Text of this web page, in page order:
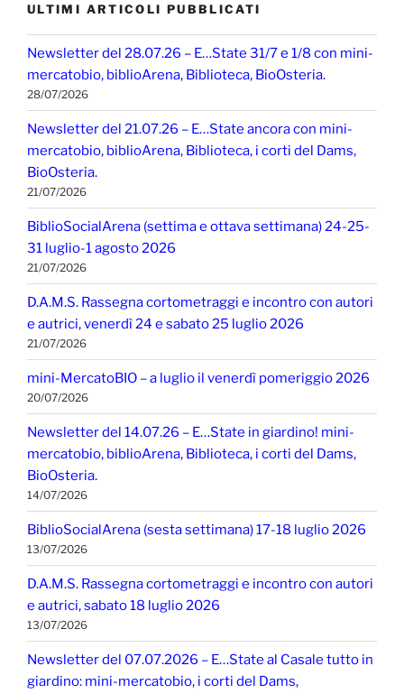
ULTIMI ARTICOLI PUBBLICATI
Newsletter del 28.07.26 – E…State 31/7 e 1/8 con mini-
mercatobio, biblioArena, Biblioteca, BioOsteria.
28/07/2026
Newsletter del 21.07.26 – E…State ancora con mini-
mercatobio, biblioArena, Biblioteca, i corti del Dams,
BioOsteria.
21/07/2026
BiblioSocialArena (settima e ottava settimana) 24-25-
31 luglio-1 agosto 2026
21/07/2026
D.A.M.S. Rassegna cortometraggi e incontro con autori
e autrici, venerdì 24 e sabato 25 luglio 2026
21/07/2026
mini-MercatoBIO – a luglio il venerdì pomeriggio 2026
20/07/2026
Newsletter del 14.07.26 – E…State in giardino! mini-
mercatobio, biblioArena, Biblioteca, i corti del Dams,
BioOsteria.
14/07/2026
BiblioSocialArena (sesta settimana) 17-18 luglio 2026
13/07/2026
D.A.M.S. Rassegna cortometraggi e incontro con autori
e autrici, sabato 18 luglio 2026
13/07/2026
Newsletter del 07.07.2026 – E…State al Casale tutto in
giardino: mini-mercatobio, i corti del Dams,